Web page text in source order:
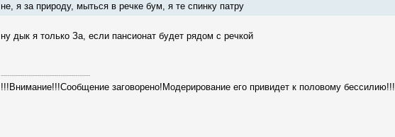
не, я за природу, мыться в речке бум, я те спинку патру
ну дык я только За, если пансионат будет рядом с речкой
------------------------------------------
!!!Внимание!!!Сообщение заговорено!Модерирование его привидет к половому бессилию!!!